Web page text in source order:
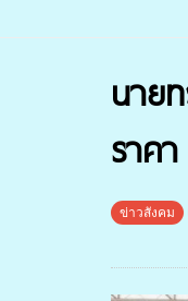
นาย
ราค
ข่าวสังคม